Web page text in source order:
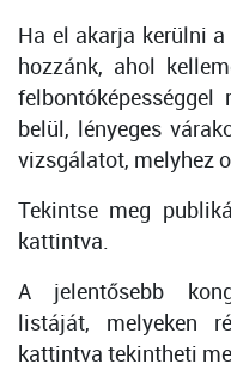
Ha el akarja kerülni
hozzánk, ahol
felbontóképességgel
belül, lényeges
vizsgálatot, melyhez
Tekintse meg
kattintva.
A jelentősebb
listáját, melyeken
kattintva tekintheti